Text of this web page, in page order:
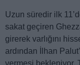
Uzun süredir ilk
sakat geçiren
girerek varlığını
ardından İlhan
vermesi bekleniyor.